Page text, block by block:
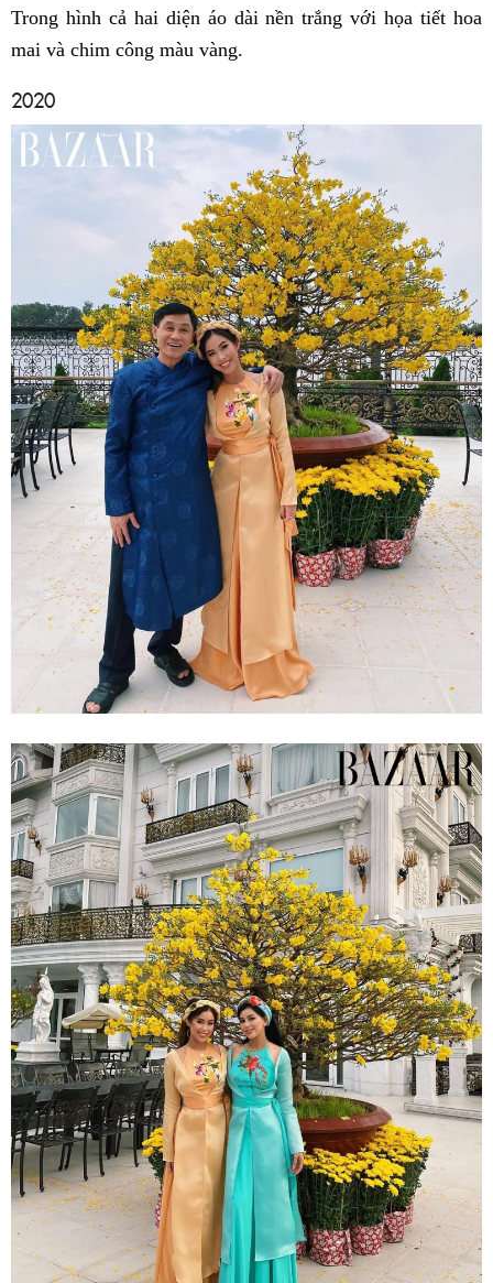
Trong hình cả hai diện áo dài nền trắng với họa tiết hoa
mai và chim công màu vàng.
2020